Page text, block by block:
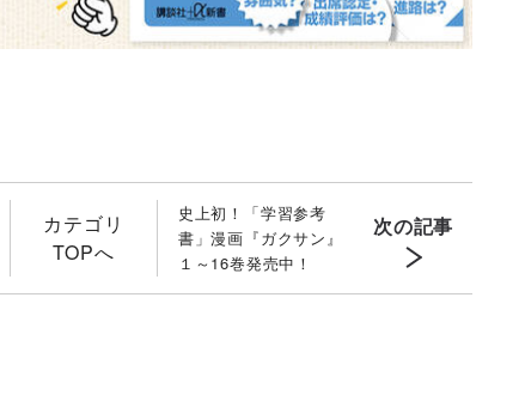
カテゴリ
TOPへ
史上初！「学習参考
書」漫画『ガクサン』
１～16巻発売中！
次の記事